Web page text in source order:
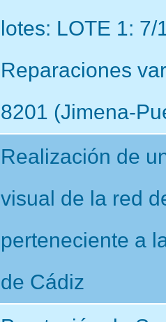
lotes: LOTE 1: 7/
Reparaciones
8201 (Jimena-
Realización de
visual de la red
perteneciente a
de Cádiz